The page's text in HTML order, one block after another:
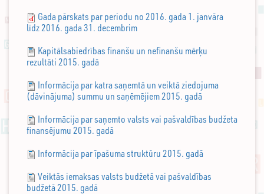
Gada pārskats par periodu no 2016. gada 1. janvāra
līdz 2016. gada 31. decembrim
Kapitālsabiedrības finanšu un nefinanšu mērķu
rezultāti 2015. gadā
Informācija par katra saņemtā un veiktā ziedojuma
(dāvinājuma) summu un saņēmējiem 2015. gadā
Informācija par saņemto valsts vai pašvaldības budžeta
finansējumu 2015. gadā
Informācija par īpašuma struktūru 2015. gadā
Veiktās iemaksas valsts budžetā vai pašvaldības
budžetā 2015. gadā